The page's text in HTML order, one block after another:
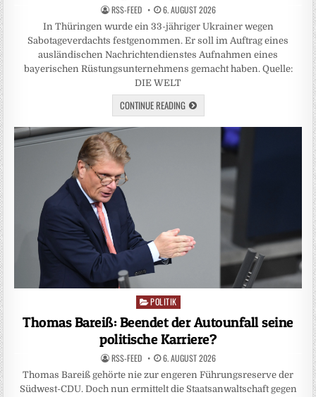
RSS-FEED 6. AUGUST 2026
In Thüringen wurde ein 33-jähriger Ukrainer wegen
Sabotageverdachts festgenommen. Er soll im Auftrag eines
ausländischen Nachrichtendienstes Aufnahmen eines
bayerischen Rüstungsunternehmens gemacht haben. Quelle:
DIE WELT
CONTINUE READING
Posted
POLITIK
Thomas Bareiß: Beendet der Autounfall seine
politische Karriere?
RSS-FEED 6. AUGUST 2026
Thomas Bareiß gehörte nie zur engeren Führungsreserve der
Südwest-CDU. Doch nun ermittelt die Staatsanwaltschaft gegen